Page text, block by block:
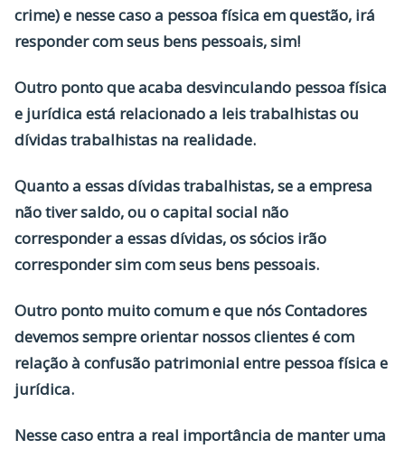
crime) e nesse caso a pessoa física em questão, irá
responder com seus bens pessoais, sim!
Outro ponto que acaba desvinculando pessoa física
e jurídica está relacionado a leis trabalhistas ou
dívidas trabalhistas na realidade.
Quanto a essas dívidas trabalhistas, se a empresa
não tiver saldo, ou o capital social não
corresponder a essas dívidas, os sócios irão
corresponder sim com seus bens pessoais.
Outro ponto muito comum e que nós Contadores
devemos sempre orientar nossos clientes é com
relação à confusão patrimonial entre pessoa física e
jurídica.
Nesse caso entra a real importância de manter uma